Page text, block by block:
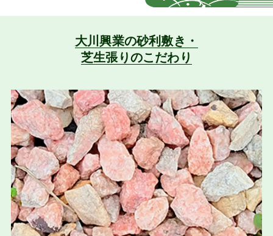
大川興業の砂利敷き・
芝生張りのこだわり